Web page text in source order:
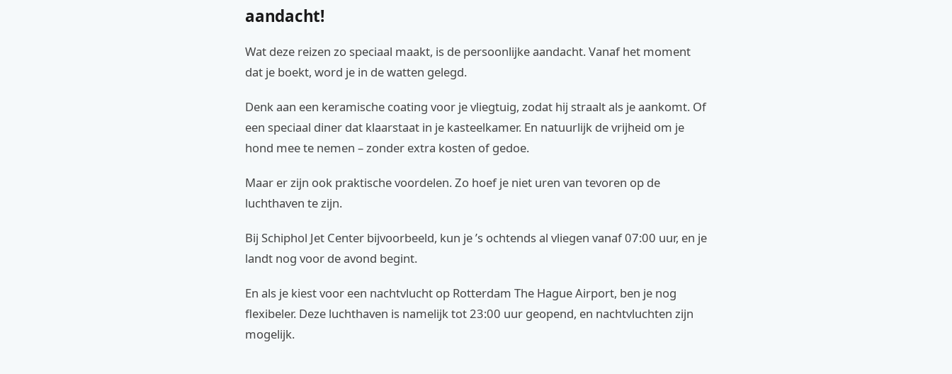
aandacht!
Wat deze reizen zo speciaal maakt, is de persoonlijke aandacht. Vanaf het moment
dat je boekt, word je in de watten gelegd.
Denk aan een keramische coating voor je vliegtuig, zodat hij straalt als je aankomt. Of
een speciaal diner dat klaarstaat in je kasteelkamer. En natuurlijk de vrijheid om je
hond mee te nemen – zonder extra kosten of gedoe.
Maar er zijn ook praktische voordelen. Zo hoef je niet uren van tevoren op de
luchthaven te zijn.
Bij Schiphol Jet Center bijvoorbeeld, kun je ’s ochtends al vliegen vanaf 07:00 uur, en je
landt nog voor de avond begint.
En als je kiest voor een nachtvlucht op Rotterdam The Hague Airport, ben je nog
flexibeler. Deze luchthaven is namelijk tot 23:00 uur geopend, en nachtvluchten zijn
mogelijk.